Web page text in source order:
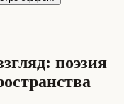
поэзия